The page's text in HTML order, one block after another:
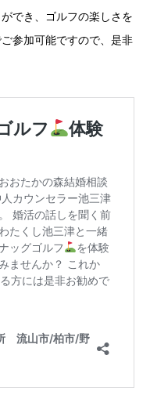
でき、ゴルフの楽しさを
参加可能ですので、是非